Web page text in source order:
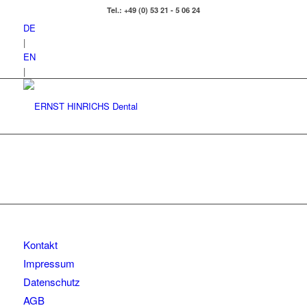
Tel.: +49 (0) 53 21 - 5 06 24
DE
|
EN
|
Kontakt
Impressum
Datenschutz
AGB